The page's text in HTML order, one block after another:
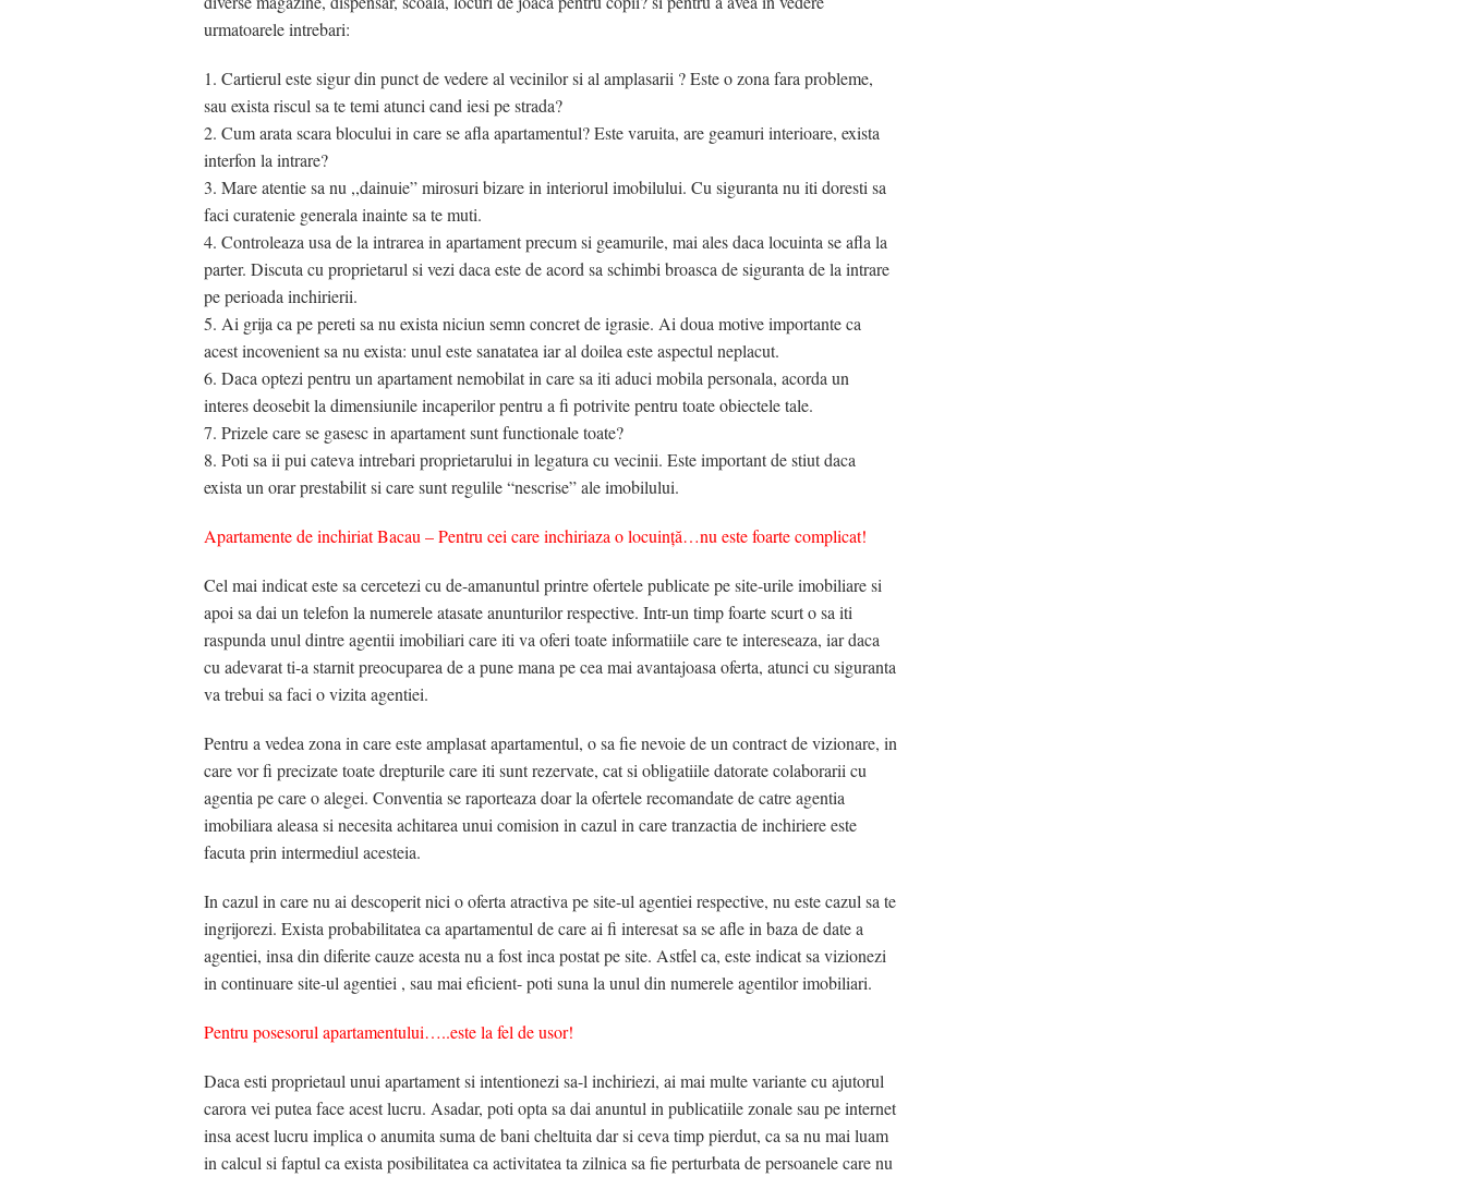
urmatoarele intrebari:
1. Cartierul este sigur din punct de vedere al vecinilor si al amplasarii ? Este o zona fara probleme,
sau exista riscul sa te temi atunci cand iesi pe strada?
2. Cum arata scara blocului in care se afla apartamentul? Este varuita, are geamuri interioare, exista
interfon la intrare?
3. Mare atentie sa nu ,,dainuie” mirosuri bizare in interiorul imobilului. Cu siguranta nu iti doresti sa
faci curatenie generala inainte sa te muti.
4. Controleaza usa de la intrarea in apartament precum si geamurile, mai ales daca locuinta se afla la
parter. Discuta cu proprietarul si vezi daca este de acord sa schimbi broasca de siguranta de la intrare
pe perioada inchirierii.
5. Ai grija ca pe pereti sa nu exista niciun semn concret de igrasie. Ai doua motive importante ca
acest incovenient sa nu exista: unul este sanatatea iar al doilea este aspectul neplacut.
6. Daca optezi pentru un apartament nemobilat in care sa iti aduci mobila personala, acorda un
interes deosebit la dimensiunile incaperilor pentru a fi potrivite pentru toate obiectele tale.
7. Prizele care se gasesc in apartament sunt functionale toate?
8. Poti sa ii pui cateva intrebari proprietarului in legatura cu vecinii. Este important de stiut daca
exista un orar prestabilit si care sunt regulile “nescrise” ale imobilului.
Apartamente de inchiriat Bacau – Pentru cei care inchiriaza o locuință…nu este foarte complicat!
Cel mai indicat este sa cercetezi cu de-amanuntul printre ofertele publicate pe site-urile imobiliare si
apoi sa dai un telefon la numerele atasate anunturilor respective. Intr-un timp foarte scurt o sa iti
raspunda unul dintre agentii imobiliari care iti va oferi toate informatiile care te intereseaza, iar daca
cu adevarat ti-a starnit preocuparea de a pune mana pe cea mai avantajoasa oferta, atunci cu siguranta
va trebui sa faci o vizita agentiei.
Pentru a vedea zona in care este amplasat apartamentul, o sa fie nevoie de un contract de vizionare, in
care vor fi precizate toate drepturile care iti sunt rezervate, cat si obligatiile datorate colaborarii cu
agentia pe care o alegei. Conventia se raporteaza doar la ofertele recomandate de catre agentia
imobiliara aleasa si necesita achitarea unui comision in cazul in care tranzactia de inchiriere este
facuta prin intermediul acesteia.
In cazul in care nu ai descoperit nici o oferta atractiva pe site-ul agentiei respective, nu este cazul sa te
ingrijorezi. Exista probabilitatea ca apartamentul de care ai fi interesat sa se afle in baza de date a
agentiei, insa din diferite cauze acesta nu a fost inca postat pe site. Astfel ca, este indicat sa vizionezi
in continuare site-ul agentiei , sau mai eficient- poti suna la unul din numerele agentilor imobiliari.
Pentru posesorul apartamentului…..este la fel de usor!
Daca esti proprietaul unui apartament si intentionezi sa-l inchiriezi, ai mai multe variante cu ajutorul
carora vei putea face acest lucru. Asadar, poti opta sa dai anuntul in publicatiile zonale sau pe internet
insa acest lucru implica o anumita suma de bani cheltuita dar si ceva timp pierdut, ca sa nu mai luam
in calcul si faptul ca exista posibilitatea ca activitatea ta zilnica sa fie perturbata de persoanele care nu